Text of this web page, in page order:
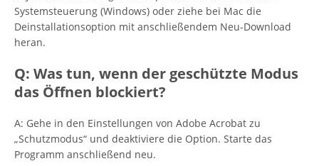
Systemsteuerung (Windows) oder ziehe bei Mac die
Deinstallationsoption mit anschließendem Neu-Download
heran.
Q: Was tun, wenn der geschützte Modus
das Öffnen blockiert?
A: Gehe in den Einstellungen von Adobe Acrobat zu
„Schutzmodus“ und deaktiviere die Option. Starte das
Programm anschließend neu.